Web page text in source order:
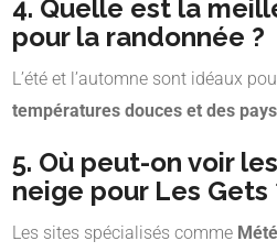
4. Quelle est la
pour la randonnée ?
L’été et l’automne sont idéaux
températures douces et des
5. Où peut-on voir
neige pour Les Gets
Les sites spécialisés comme